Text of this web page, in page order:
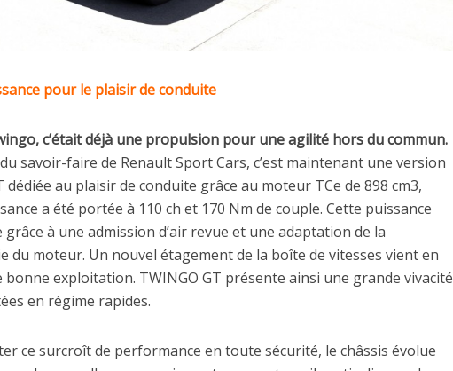
pour le plaisir de conduite
c’était déjà une propulsion pour une agilité hors du commun.
savoir-faire de Renault Sport Cars, c’est maintenant une version
dédiée au plaisir de conduite grâce au moteur TCe de 898 cm3,
a été portée à 110 ch et 170 Nm de couple. Cette puissance
à une admission d’air revue et une adaptation de la
du moteur. Un nouvel étagement de la boîte de vitesses vient en
exploitation. TWINGO GT présente ainsi une grande vivacité
en régime rapides.
ce surcroît de performance en toute sécurité, le châssis évolue